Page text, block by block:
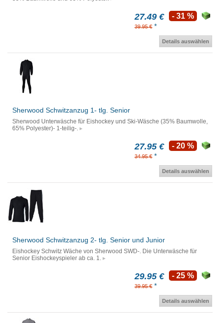
27.49 €
39.95 € *
- 31 %
Details auswählen
Sherwood Schwitzanzug 1- tlg. Senior
Sherwood Unterwäsche für Eishockey und Ski-Wäsche (35% Baumwolle,
65% Polyester)- 1-teilig-.
27.95 €
34.95 € *
- 20 %
Details auswählen
Sherwood Schwitzanzug 2- tlg. Senior und Junior
Eishockey Schwitz Wäche von Sherwood SWD-. Die Unterwäsche für
Senior Eishockeyspieler ab ca. 1.
29.95 €
39.95 € *
- 25 %
Details auswählen